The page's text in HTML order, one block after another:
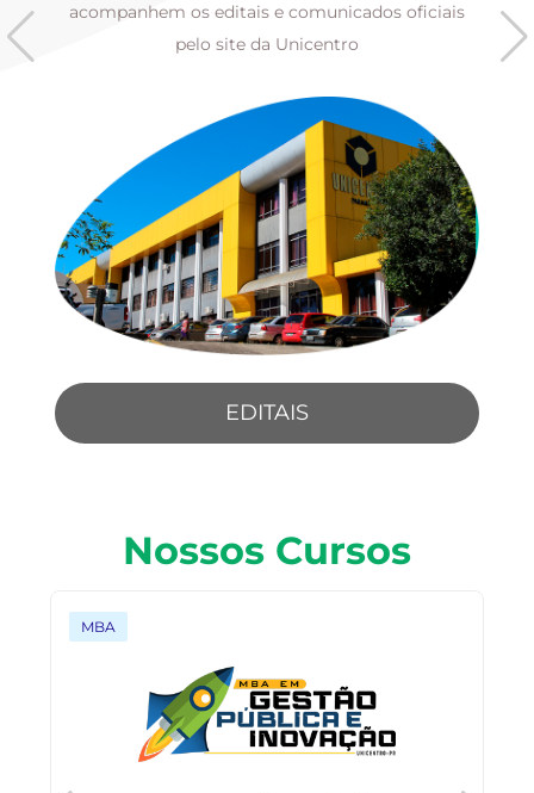
acompanhem os editais e comunicados oficiais
pelo site da Unicentro
EDITAIS
Nossos Cursos
MBA